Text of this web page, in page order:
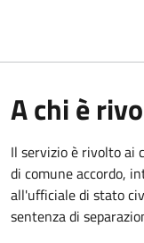
A chi è
Il servizio è rivolto ai
di comune accordo,
all'ufficiale di stato
sentenza di